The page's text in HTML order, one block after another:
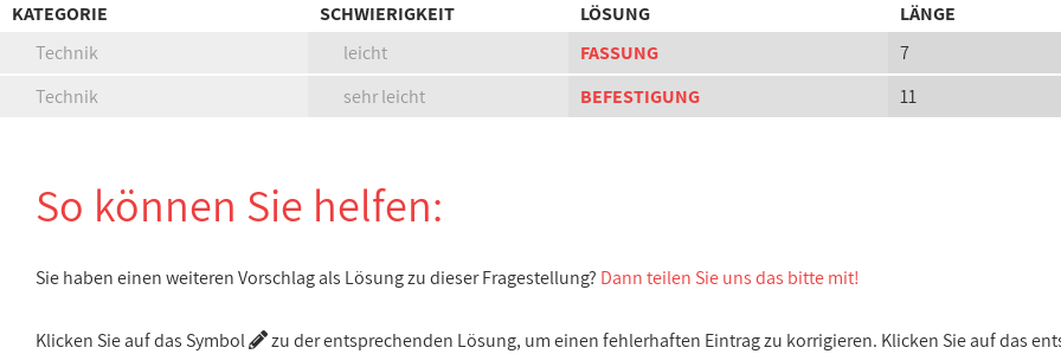
KATEGORIE SCHWIERIGKEIT LÖSUNG
LÄNGE
Technik
leicht FASSUNG
7
Technik
sehr leicht BEFESTIGUNG 11
So können Sie helfen:
Sie haben einen weiteren Vorschlag als Lösung zu dieser Fragestellung? Dann teilen Sie uns das bitte mit!
Klicken Sie auf das Symbol
zu der entsprechenden Lösung, um einen fehlerhaften Eintrag zu korrigieren. Klicken Sie auf das